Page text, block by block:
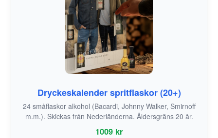
Dryckeskalender spritflaskor (20+)
24 småflaskor alkohol (Bacardi, Johnny Walker, Smirnoff
m.m.). Skickas från Nederländerna. Åldersgräns 20 år.
1009 kr